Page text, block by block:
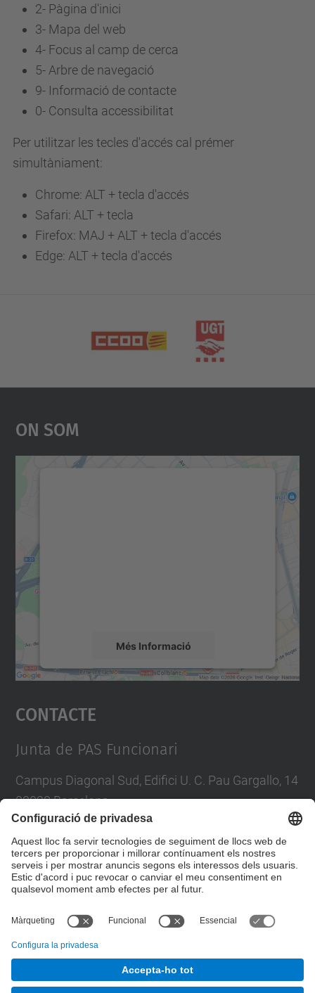
2- Pàgina d'inici
3- Mapa del web
4- Focus al camp de cerca
5- Arbre de navegació
9- Informació de contacte
0- Consulta accessibilitat
Per utilitzar les tecles d'accés cal prémer
simultàniament:
Chrome: ALT + tecla d'accés
Safari: ALT + tecla
Firefox: MAJ + ALT + tecla d'accés
Edge: ALT + tecla d'accés
On Som
Més Informació
Accepta
powered by
Contacte
Junta de PAS Funcionari
Campus Diagonal Sud, Edifici U. C. Pau Gargallo, 14
08028 Barcelona
E-mail :junta.pasf@upc.edu
Formulari de contacte
Junta PAS Funcionari